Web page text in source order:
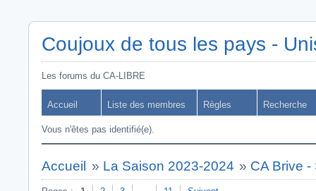
Coujoux de tous les pays -
Les forums du CA-LIBRE
Accueil Liste des membres Règles Recherche
Vous n'êtes pas identifié(e).
Accueil » La Saison 2023-2024 » CA Brive